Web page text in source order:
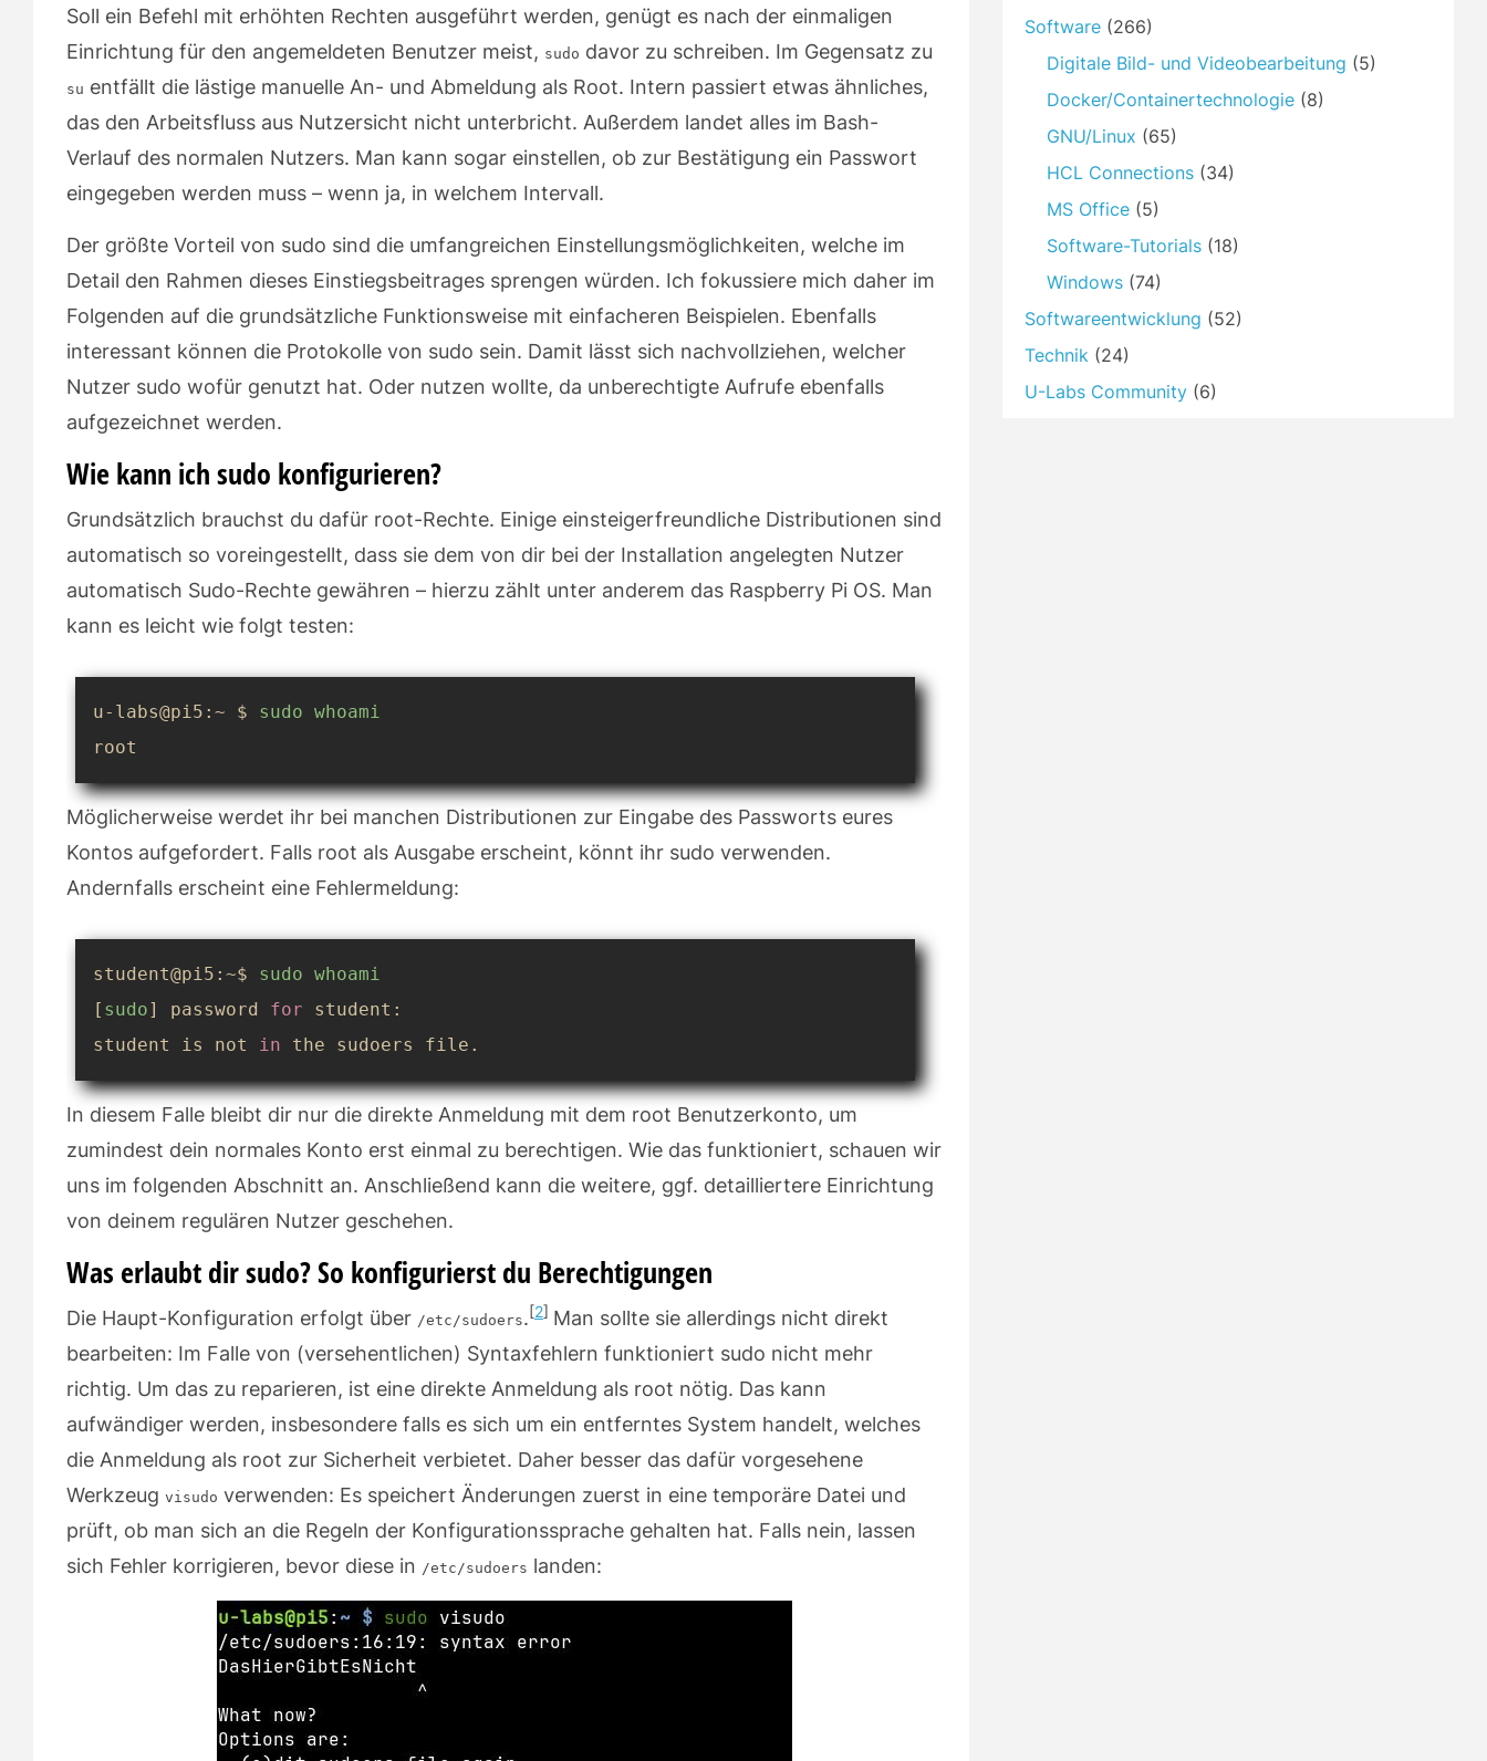
Soll ein Befehl mit erhöhten Rechten ausgeführt werden, genügt es nach der einmaligen
Einrichtung für den angemeldeten Benutzer meist, sudo davor zu schreiben. Im Gegensatz zu
su entfällt die lästige manuelle An- und Abmeldung als Root. Intern passiert etwas ähnliches,
das den Arbeitsfluss aus Nutzersicht nicht unterbricht. Außerdem landet alles im Bash-
Verlauf des normalen Nutzers. Man kann sogar einstellen, ob zur Bestätigung ein Passwort
eingegeben werden muss – wenn ja, in welchem Intervall.
Der größte Vorteil von sudo sind die umfangreichen Einstellungsmöglichkeiten, welche im
Detail den Rahmen dieses Einstiegsbeitrages sprengen würden. Ich fokussiere mich daher im
Folgenden auf die grundsätzliche Funktionsweise mit einfacheren Beispielen. Ebenfalls
interessant können die Protokolle von sudo sein. Damit lässt sich nachvollziehen, welcher
Nutzer sudo wofür genutzt hat. Oder nutzen wollte, da unberechtigte Aufrufe ebenfalls
aufgezeichnet werden.
Wie kann ich sudo konfigurieren?
Grundsätzlich brauchst du dafür root-Rechte. Einige einsteigerfreundliche Distributionen sind
automatisch so voreingestellt, dass sie dem von dir bei der Installation angelegten Nutzer
automatisch Sudo-Rechte gewähren – hierzu zählt unter anderem das Raspberry Pi OS. Man
kann es leicht wie folgt testen:
u-labs@pi5:~ $ sudo whoami
root
Möglicherweise werdet ihr bei manchen Distributionen zur Eingabe des Passworts eures
Kontos aufgefordert. Falls root als Ausgabe erscheint, könnt ihr sudo verwenden.
Andernfalls erscheint eine Fehlermeldung:
student@pi5:~$ sudo whoami
[ sudo] password for student:
student is not in the sudoers file.
In diesem Falle bleibt dir nur die direkte Anmeldung mit dem root Benutzerkonto, um
zumindest dein normales Konto erst einmal zu berechtigen. Wie das funktioniert, schauen wir
uns im folgenden Abschnitt an. Anschließend kann die weitere, ggf. detailliertere Einrichtung
von deinem regulären Nutzer geschehen.
Was erlaubt dir sudo? So konfigurierst du Berechtigungen
Die Haupt-Konfiguration erfolgt über /etc/sudoers. 2
Man sollte sie allerdings nicht direkt
bearbeiten: Im Falle von (versehentlichen) Syntaxfehlern funktioniert sudo nicht mehr
richtig. Um das zu reparieren, ist eine direkte Anmeldung als root nötig. Das kann
aufwändiger werden, insbesondere falls es sich um ein entferntes System handelt, welches
die Anmeldung als root zur Sicherheit verbietet. Daher besser das dafür vorgesehene
Werkzeug visudo verwenden: Es speichert Änderungen zuerst in eine temporäre Datei und
prüft, ob man sich an die Regeln der Konfigurationssprache gehalten hat. Falls nein, lassen
sich Fehler korrigieren, bevor diese in /etc/sudoers landen:
Software (266)
Digitale Bild- und Videobearbeitung (5)
Docker/Containertechnologie (8)
GNU/Linux (65)
HCL Connections (34)
MS Office (5)
Software-Tutorials (18)
Windows (74)
Softwareentwicklung (52)
Technik (24)
U-Labs Community (6)